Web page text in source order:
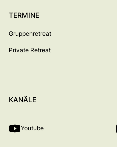
TERMINE
Gruppenretreat
Private Retreat
KANÄLE
Youtube